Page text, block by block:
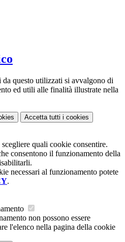
questo utilizzati si avvalgono di
ed utili alle finalità illustrate nella
Accetta tutti i cookies
quali cookie consentire.
consentono il funzionamento della
necessari al funzionamento potete
.
non possono essere
l'elenco nella pagina della cookie